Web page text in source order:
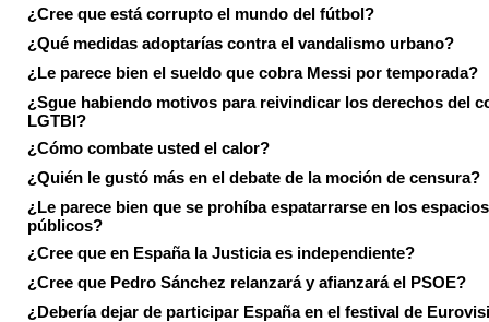
¿Cree que está corrupto el mundo del fútbol?
¿Qué medidas adoptarías contra el vandalismo urbano?
¿Le parece bien el sueldo que cobra Messi por temporada?
¿Sgue habiendo motivos para reivindicar los derechos del
LGTBI?
¿Cómo combate usted el calor?
¿Quién le gustó más en el debate de la moción de censura?
¿Le parece bien que se prohíba espatarrarse en los espacios
públicos?
¿Cree que en España la Justicia es independiente?
¿Cree que Pedro Sánchez relanzará y afianzará el PSOE?
¿Debería dejar de participar España en el festival de